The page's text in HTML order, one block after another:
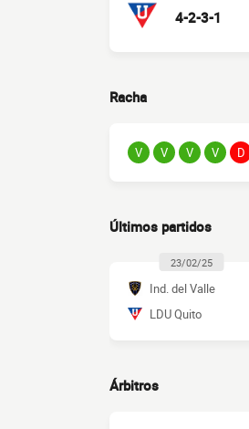
4-2-3-1
Racha
V V V V D
Últimos partidos
23/02/25
Ind. del Valle
LDU Quito
Árbitros